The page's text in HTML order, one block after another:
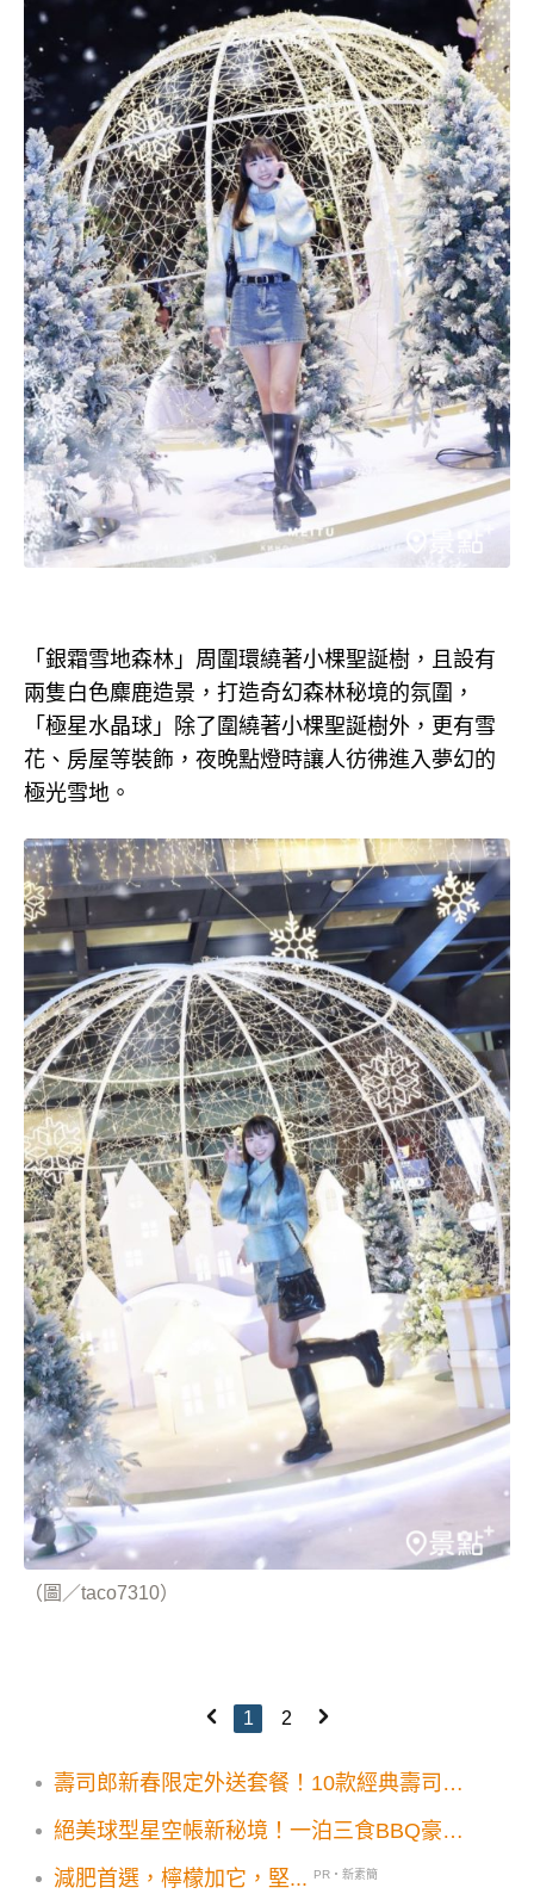
「銀霜雪地森林」周圍環繞著小棵聖誕樹，且設有
兩隻白色麋鹿造景，打造奇幻森林秘境的氛圍，
「極星水晶球」除了圍繞著小棵聖誕樹外，更有雪
花、房屋等裝飾，夜晚點燈時讓人彷彿進入夢幻的
極光雪地。
（圖／taco7310）
1 2
壽司郎新春限定外送套餐！10款經典壽司大
絕美球型星空帳新秘境！一泊三食BBQ豪華
減肥首選，檸檬加它，堅...
PR・新素簡